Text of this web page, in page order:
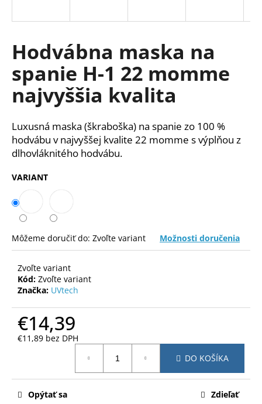
Hodvábna maska na
spanie H-1 22 momme
najvyššia kvalita
Luxusná maska (škraboška) na spanie zo 100 %
hodvábu v najvyššej kvalite 22 momme s výplňou z
dlhovláknitého hodvábu.
VARIANT
Môžeme doručiť do: Zvoľte variant Možnosti doručenia
Zvoľte variant
Kód: Zvoľte variant
Značka: UVtech
€14,39
€11,89 bez DPH
DO KOŠÍKA
Opýtať sa Zdieľať
s
ť
?
HĽADAŤ
d
r
ú
a
m